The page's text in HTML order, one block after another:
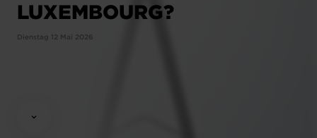
LUXEMBOURG?
Dienstag 12 Mai 2026